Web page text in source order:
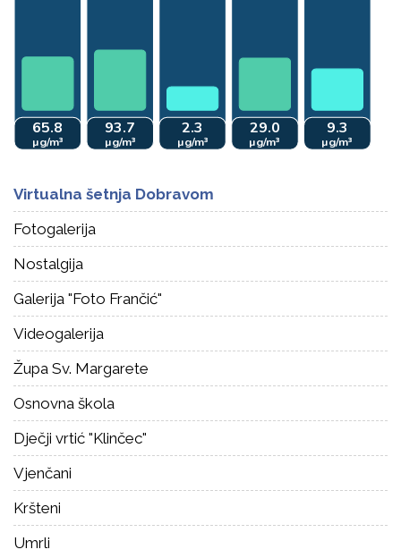
Virtualna šetnja Dobravom
Fotogalerija
Nostalgija
Galerija "Foto Frančić"
Videogalerija
Župa Sv. Margarete
Osnovna škola
Dječji vrtić "Klinčec"
Vjenčani
Kršteni
Umrli